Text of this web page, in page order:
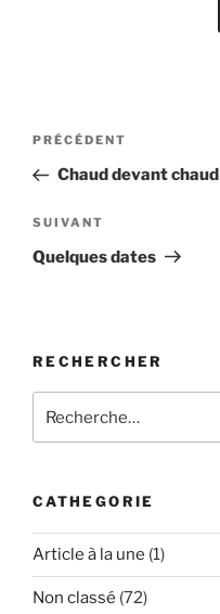
Navigation
l’article
Article
précédent
PRÉCÉDENT
Chaud devant chaud
Article
suivant
SUIVANT
Quelques dates
RECHERCHER
pour
CATHEGORIE
Article à la une (1)
Non classé (72)